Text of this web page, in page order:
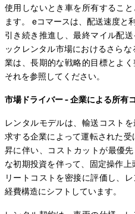
使用しないとき車を所有するこ
ます。 eコマースは、配送速度と
引き続き推進し、最終マイル配
ックレンタル市場におけるさら
業は、長期的な戦略的目標とよ
それを参照してください。
市場ドライバー - 企業による所有
レンタルモデルは、輸送コスト
求する企業によって運転された
昇に伴い、コストカットが最優
な初期投資を伴って、固定操作
リートコストを密接に評価し、
経費構造にシフトしています。